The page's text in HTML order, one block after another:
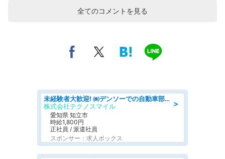
全てのコメントを見る
＞
未経験者大歓迎! ㈱デンソーでの自動車部品の組立作業 denso aichi
株式会社テクノスマイル
愛知県 知立市
時給1,800円
正社員 / 派遣社員
スポンサー：求人ボックス